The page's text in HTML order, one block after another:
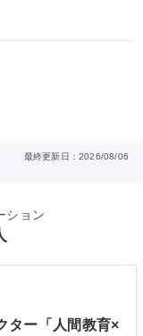
最終更新日：2026/08/06
ション
ター「人間教育×